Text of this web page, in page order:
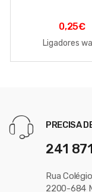
0,25€
Ligadores
PRECISA
241
Rua
2200-684